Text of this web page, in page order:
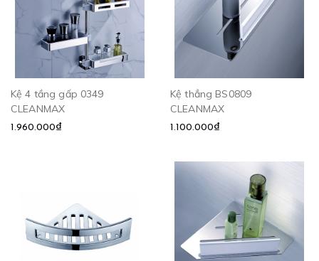
Kệ 4 tầng gấp 0349
CLEANMAX
1.960.000₫
Kệ thẳng BS0809
CLEANMAX
1.100.000₫